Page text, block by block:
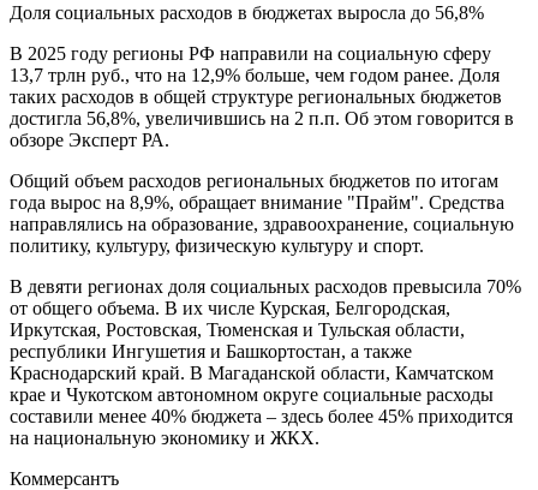
Доля социальных расходов в бюджетах выросла до 56,8%
В 2025 году регионы РФ направили на социальную сферу
13,7 трлн руб., что на 12,9% больше, чем годом ранее. Доля
таких расходов в общей структуре региональных бюджетов
достигла 56,8%, увеличившись на 2 п.п. Об этом говорится в
обзоре Эксперт РА.
Общий объем расходов региональных бюджетов по итогам
года вырос на 8,9%, обращает внимание "Прайм". Средства
направлялись на образование, здравоохранение, социальную
политику, культуру, физическую культуру и спорт.
В девяти регионах доля социальных расходов превысила 70%
от общего объема. В их числе Курская, Белгородская,
Иркутская, Ростовская, Тюменская и Тульская области,
республики Ингушетия и Башкортостан, а также
Краснодарский край. В Магаданской области, Камчатском
крае и Чукотском автономном округе социальные расходы
составили менее 40% бюджета – здесь более 45% приходится
на национальную экономику и ЖКХ.
Коммерсантъ